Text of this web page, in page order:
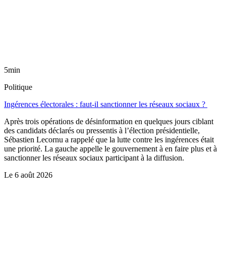
5min
Politique
Ingérences électorales : faut-il sanctionner les réseaux sociaux ?
Après trois opérations de désinformation en quelques jours ciblant
des candidats déclarés ou pressentis à l’élection présidentielle,
Sébastien Lecornu a rappelé que la lutte contre les ingérences était
une priorité. La gauche appelle le gouvernement à en faire plus et à
sanctionner les réseaux sociaux participant à la diffusion.
Le 6 août 2026